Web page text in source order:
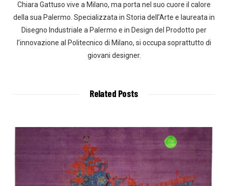
Chiara Gattuso vive a Milano, ma porta nel suo cuore il calore
della sua Palermo. Specializzata in Storia dell’Arte e laureata in
Disegno Industriale a Palermo e in Design del Prodotto per
l’innovazione al Politecnico di Milano, si occupa soprattutto di
giovani designer.
Related Posts